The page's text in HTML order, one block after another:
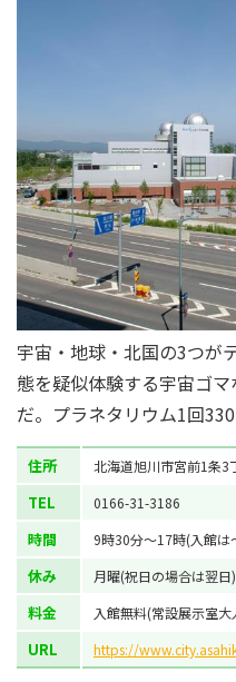
宇宙・地球・北国の3つが
態を疑似体験する宇宙ゴ
だ。プラネタリウム1回330
住所 北海道旭川市宮前1条3
TEL 0166-31-3186
時間 9時30分～17時(入館は
休み 月曜(祝日の場合は翌
料金 入館無料(常設展示室
URL https://